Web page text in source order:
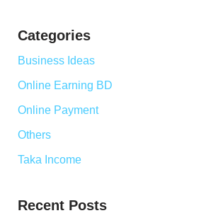
Categories
Business Ideas
Online Earning BD
Online Payment
Others
Taka Income
Recent Posts